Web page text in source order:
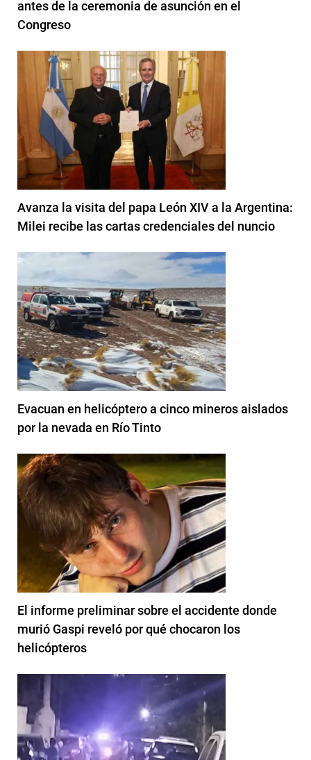
antes de la ceremonia de asunción en el
Congreso
Avanza la visita del papa León XIV a la Argentina:
Milei recibe las cartas credenciales del nuncio
Evacuan en helicóptero a cinco mineros aislados
por la nevada en Río Tinto
El informe preliminar sobre el accidente donde
murió Gaspi reveló por qué chocaron los
helicópteros